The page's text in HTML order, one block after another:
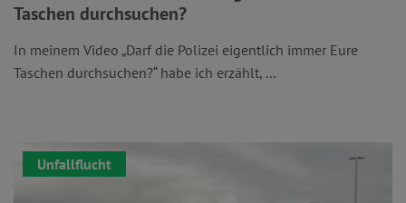
Taschen durchsuchen?
In meinem Video „Darf die Polizei eigentlich immer Eure
Taschen durchsuchen?“ habe ich erzählt, ...
Unfallflucht